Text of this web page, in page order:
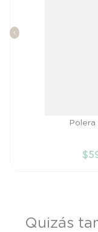
Polera
$
Quizás